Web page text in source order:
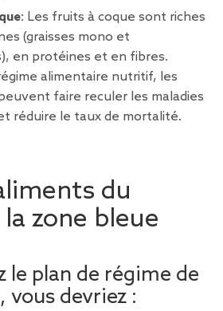
: Les fruits à coque sont riches
(graisses mono et
en protéines et en fibres.
alimentaire nutritif, les
faire reculer les maladies
réduire le taux de mortalité.
du
zone bleue
le plan de régime de
vous devriez :